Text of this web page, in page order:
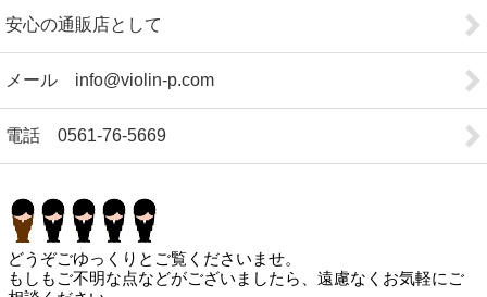
安心の通販店として
メール info@violin-p.com
電話 0561-76-5669
どうぞごゆっくりとご覧くださいませ。
もしもご不明な点などがございましたら、遠慮なくお気軽にご